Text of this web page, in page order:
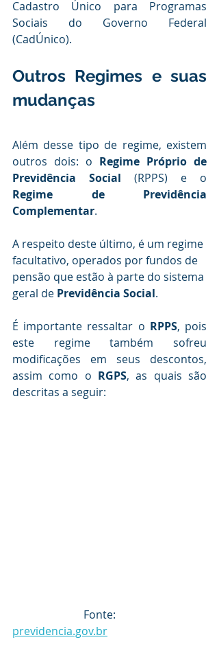
Cadastro Único para Programas
Sociais do Governo Federal
(CadÚnico).
Outros Regimes e suas
mudanças
Além desse tipo de regime, existem
outros dois: o Regime Próprio de
Previdência Social
Regime de Previdência
Complementar.
A respeito deste último, é um regime
facultativo, operados por fundos de
pensão que estão à parte do sistema
geral de Previdência Social.
É importante ressaltar o RPPS, pois
este regime também sofreu
modificações em seus descontos,
assim como o RGPS, as quais são
descritas a seguir:
                          Fonte:
previdencia.gov.br